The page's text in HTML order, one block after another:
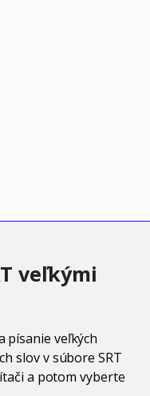
veľkými
veľkých
slov v súbore SRT
a potom vyberte